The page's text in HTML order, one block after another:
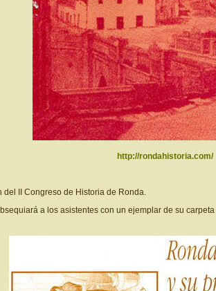
http://rondahistoria.com/
II Congreso de Historia de Ronda.
a los asistentes con un ejemplar de su carpeta